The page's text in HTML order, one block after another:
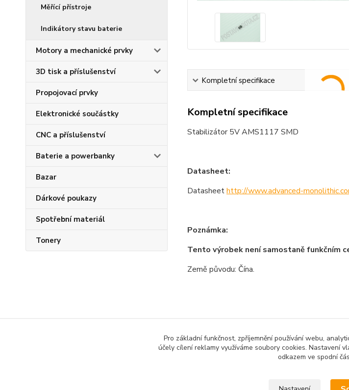
Měřící přístroje
Indikátory stavu baterie
Motory a mechanické prvky
3D tisk a příslušenství
Propojovací prvky
Elektronické součástky
CNC a příslušenství
Baterie a powerbanky
Bazar
Dárkové poukazy
Spotřební materiál
Tonery
Kompletní specifikace
Kompletní specifikace
Stabilizátor 5V AMS1117 SMD
Datasheet:
Datasheethttp://www.advanced-
Poznámka:
Tento výrobek není samostaně funkčním
Země původu: Čína.
Zboží zařazeno v kategoriích
Zdroje a
Pro základní funkčnost, zpříjemnění používání webu,
účely cílení reklamy využíváme soubory cookies. Nastavení
odkazem ve spodní